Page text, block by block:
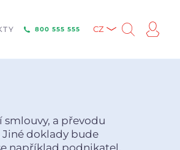
800 555 555 CZ
smlouvy, a převodu
doklady bude
například podnikatel.